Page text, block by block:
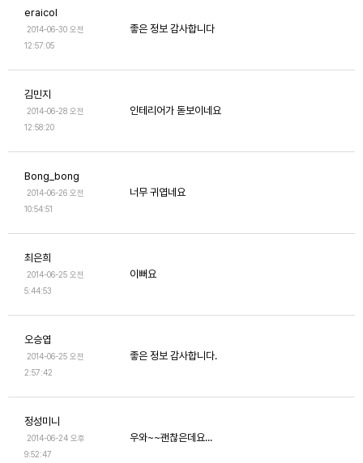
eraicol
2014-06-30 오전
12:57:05
좋은 정보 감사합니다
김민지
2014-06-28 오전
12:58:20
인테리어가 돋보이네요
Bong_bong
2014-06-26 오전
10:54:51
너무 귀엽네요
최은희
2014-06-25 오전
5:44:53
이뻐요
오승엽
2014-06-25 오전
2:57:42
좋은 정보 감사합니다.
정성미니
2014-06-24 오후
9:52:47
우와~~괜찮은데요...